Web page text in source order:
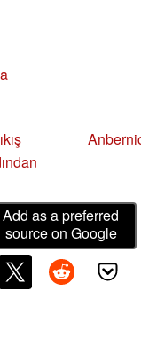
Add as a preferred
source on Google